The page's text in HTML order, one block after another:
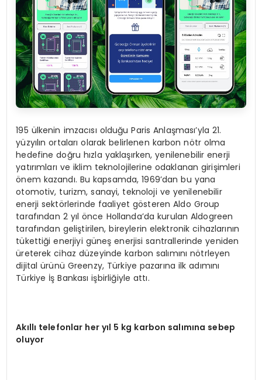
195 ülkenin imzacısı olduğu Paris Anlaşması’yla 21.
yüzyılın ortaları olarak belirlenen karbon nötr olma
hedefine doğru hızla yaklaşırken, yenilenebilir enerji
yatırımları ve iklim teknolojilerine odaklanan girişimleri
önem kazandı. Bu kapsamda, 1969’dan bu yana
otomotiv, turizm, sanayi, teknoloji ve yenilenebilir
enerji sektörlerinde faaliyet gösteren Aldo Group
tarafından 2 yıl önce Hollanda’da kurulan Aldogreen
tarafından geliştirilen, bireylerin elektronik cihazlarının
tükettiği enerjiyi güneş enerjisi santrallerinde yeniden
üreterek cihaz düzeyinde karbon salımını nötrleyen
dijital ürünü Greenzy, Türkiye pazarına ilk adımını
Türkiye İş Bankası işbirliğiyle attı.
Akıllı telefonlar her yıl 5 kg karbon salımına sebep
oluyor